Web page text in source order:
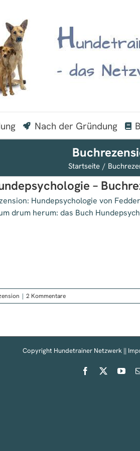
Nach der Gründung
Startseite
–
Hundepsychologie von
drum herum: das Buch
| 2 Kommentare
Copyright Hundetrainer Netzwerk ||
Facebook